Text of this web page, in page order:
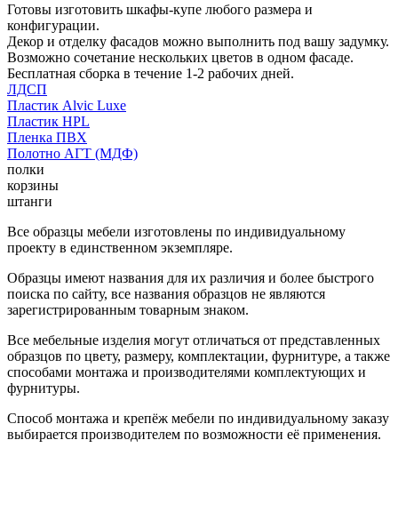
Готовы изготовить шкафы-купе любого размера и
конфигурации.
Декор и отделку фасадов можно выполнить под вашу задумку.
Возможно сочетание нескольких цветов в одном фасаде.
Бесплатная сборка в течение 1-2 рабочих дней.
ЛДСП
Пластик Alvic Luxe
Пластик HPL
Пленка ПВХ
Полотно АГТ (МДФ)
полки
корзины
штанги
Все образцы мебели изготовлены по индивидуальному
проекту в единственном экземпляре.
Образцы имеют названия для их различия и более быстрого
поиска по сайту, все названия образцов не являются
зарегистрированным товарным знаком.
Все мебельные изделия могут отличаться от представленных
образцов по цвету, размеру, комплектации, фурнитуре, а также
способами монтажа и производителями комплектующих и
фурнитуры.
Способ монтажа и крепёж мебели по индивидуальному заказу
выбирается производителем по возможности её применения.